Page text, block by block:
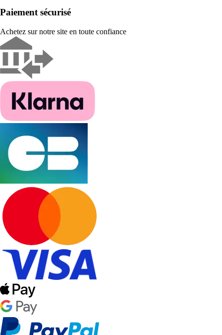
Paiement sécurisé
Achetez sur notre site en toute confiance